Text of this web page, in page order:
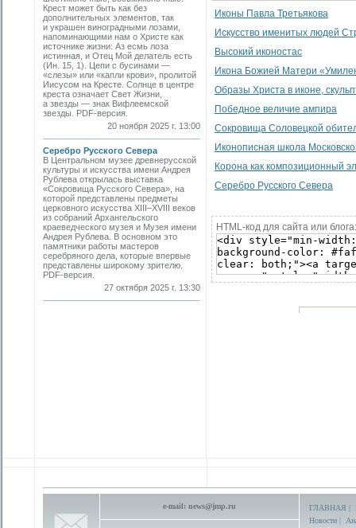
Крест может быть как без
дополнительных элементов, так
и украшен виноградными лозами,
напоминающими нам о Христе как
источнике жизни: Аз есмь лоза
истинная, и Отец Мой делатель есть
(Ин. 15, 1). Цепи с бусинами —
«слезы» или «капли крови», пролитой
Иисусом на Кресте. Солнце в центре
креста означает Свет Жизни,
а звезды — знак Вифлеемской
звезды. PDF-версия.
20 ноября 2025 г. 13:00
Серебро Русского Севера
В Центральном музее древнерусской
культуры и искусства имени Андрея
Рублева открылась выставка
«Сокровища Русского Севера», на
которой представлены предметы
церковного искусства XIII–XVIII веков
из собраний Архангельского
краеведческого музея и Музея имени
Андрея Рублева. В основном это
памятники работы мастеров
серебряного дела, которые впервые
представлены широкому зрителю.
PDF-версия.
27 октября 2025 г. 13:30
Иконы Павла Третьякова
Искусство именитых людей
Высокий иконостас
Икона Божией Матери
Образы Христа в иконе,
Победное величие ампира
Сокровища Соловецкой
Иконописная школа
Корона как композиционный
Серебро Русского Севера
HTML-код для сайта или блога:
e-mail: news@jmp.ru ГЛАВНАЯ |
Новости |